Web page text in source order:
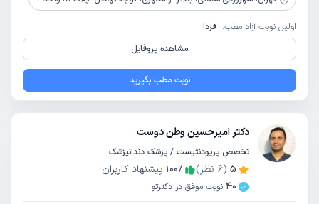
اولین نوبت آزاد مطب: فردا
مشاهده پروفایل
نوبت مطب بگیرید
دکتر امیرحسین وطن دوست
تخصص پریودنتیست / پزشک دندانپزشک
5
(
6 نظر) 100٪
پیشنهاد کاربران
40 نوبت موفق در دکترتو